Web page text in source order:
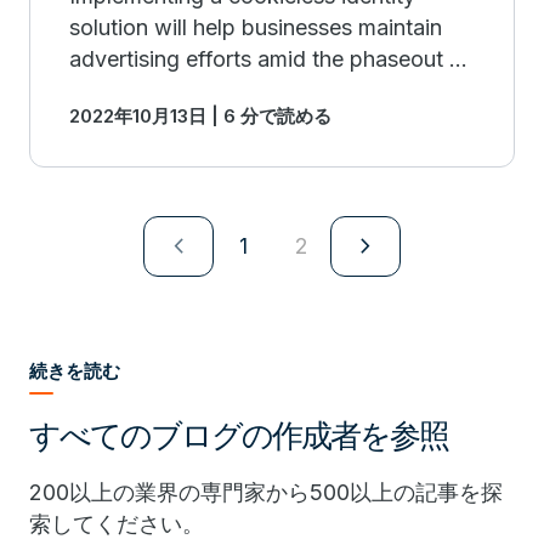
solution will help businesses maintain
advertising efforts amid the phaseout of
2022年10月13日 | 6 分で読める
navigate_next 1 2 navigate_next
続きを読む
すべてのブログの作成者を参照
200以上の業界の専門家から500以上の記事を探
索してください。